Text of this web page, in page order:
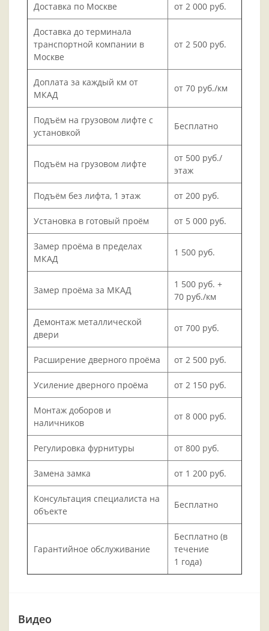
Доставка по Москве от 2 000 руб.
Доставка до терминала
транспортной компании в
Москве
от 2 500 руб.
Доплата за каждый км от
МКАД
от 70 руб./км
Подъём на грузовом лифте с
установкой
Бесплатно
Подъём на грузовом лифте
от 500 руб./
этаж
Подъём без лифта, 1 этаж от 200 руб.
Установка в готовый проём от 5 000 руб.
Замер проёма в пределах
МКАД
1 500 руб.
Замер проёма за МКАД
1 500 руб. +
70 руб./км
Демонтаж металлической
двери
от 700 руб.
Расширение дверного проёма от 2 500 руб.
Усиление дверного проёма от 2 150 руб.
Монтаж доборов и
наличников
от 8 000 руб.
Регулировка фурнитуры от 800 руб.
Замена замка от 1 200 руб.
Консультация специалиста на
объекте
Бесплатно
Гарантийное обслуживание
Бесплатно (в
течение
1 года)
Видео